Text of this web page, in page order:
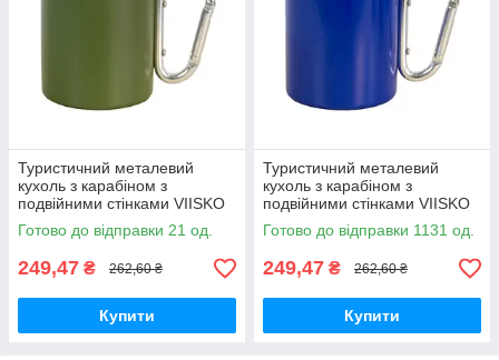
Туристичний металевий
кухоль з карабіном з
подвійними стінками VIISKO
300 мл хакі
Готово до відправки 21 од.
249,47 ₴ 262,60 ₴
Купити
Туристичний металевий
кухоль з карабіном з
подвійними стінками VIISKO
300 мл синій
Готово до відправки 1131 од.
249,47 ₴ 262,60 ₴
Купити